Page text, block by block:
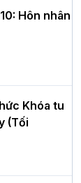
Hôn nhân
Khóa tu
(Tối